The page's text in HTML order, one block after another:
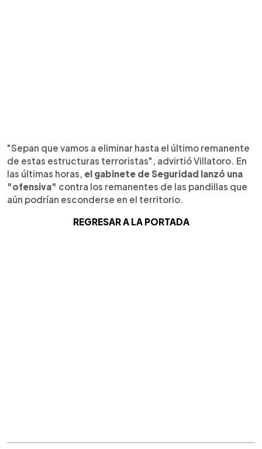
"Sepan que vamos a eliminar hasta el último remanente
de estas estructuras terroristas", advirtió Villatoro. En
las últimas horas, el gabinete de Seguridad lanzó una
"ofensiva" contra los remanentes de las pandillas que
aún podrían esconderse en el territorio.
REGRESAR A LA PORTADA